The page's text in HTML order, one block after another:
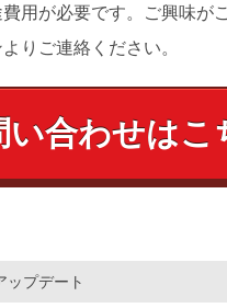
用が必要です。ご興味が
りご連絡ください。
い合わせはこ
ップデート